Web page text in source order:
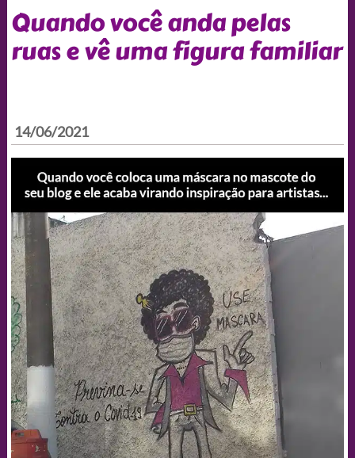
Quando você anda pelas
ruas e vê uma figura familiar
14/06/2021